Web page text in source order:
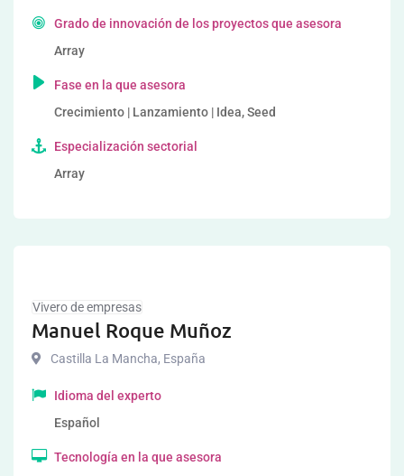
Grado de innovación de los proyectos que asesora
Array
Fase en la que asesora
Crecimiento | Lanzamiento | Idea, Seed
Especialización sectorial
Array
Vivero de empresas
Manuel Roque Muñoz
Castilla La Mancha, España
Idioma del experto
Español
Tecnología en la que asesora